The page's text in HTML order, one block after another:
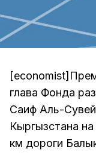
глава Фонда
Саиф Аль-
Кыргызстана
км дороги